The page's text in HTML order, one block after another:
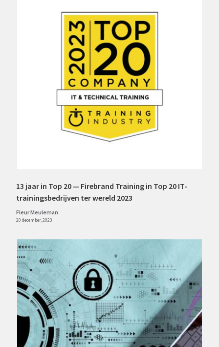
13 jaar in Top 20 — Firebrand Training in Top 20 IT-
trainingsbedrijven ter wereld 2023
Fleur Meuleman
20 december, 2023